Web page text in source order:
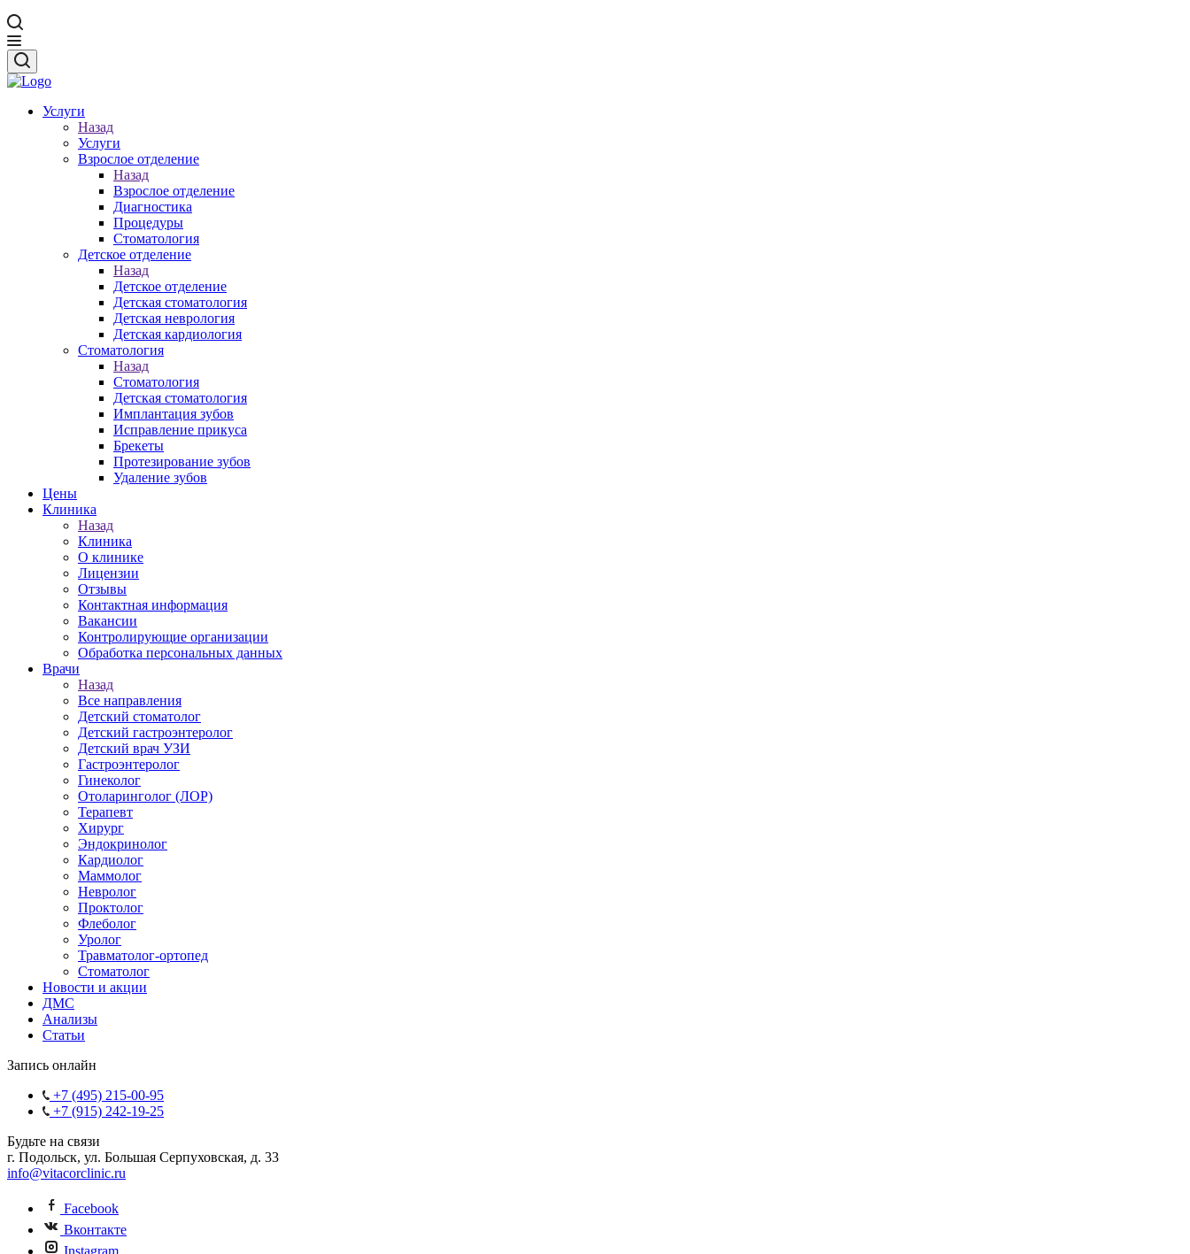
Услуги
Назад
Услуги
Взрослое отделение
Назад
Взрослое отделение
Диагностика
Процедуры
Стоматология
Детское отделение
Назад
Детское отделение
Детская стоматология
Детская неврология
Детская кардиология
Стоматология
Назад
Стоматология
Детская стоматология
Имплантация зубов
Исправление прикуса
Брекеты
Протезирование зубов
Удаление зубов
Цены
Клиника
Назад
Клиника
О клинике
Лицензии
Отзывы
Контактная информация
Вакансии
Контролирующие организации
Обработка персональных данных
Врачи
Назад
Все направления
Детский стоматолог
Детский гастроэнтеролог
Детский врач УЗИ
Гастроэнтеролог
Гинеколог
Отоларинголог (ЛОР)
Терапевт
Хирург
Эндокринолог
Кардиолог
Маммолог
Невролог
Проктолог
Флеболог
Уролог
Травматолог-ортопед
Стоматолог
Новости и акции
ДМС
Анализы
Статьи
Запись онлайн
+7 (495) 215-00-95
+7 (915) 242-19-25
Будьте на связи
г. Подольск, ул. Большая Серпуховская, д. 33
info@vitacorclinic.ru
Facebook
Вконтакте
Instagram